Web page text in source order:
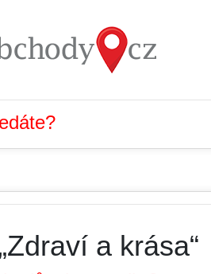
a krása“